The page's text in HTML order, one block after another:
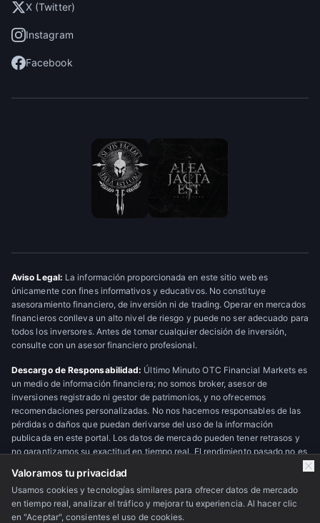
X (Twitter)
Instagram
Facebook
Aviso Legal: La información proporcionada en este sitio web es
únicamente con fines informativos y educativos. No constituye
asesoramiento financiero, de inversión ni de trading. Operar en mercados
financieros conlleva un alto nivel de riesgo y puede no ser adecuado para
todos los inversores. Antes de tomar cualquier decisión de inversión,
consulte con un asesor financiero profesional.
Descargo de Responsabilidad: Último Minuto OTC Financial Markets es
un medio de información financiera; no somos broker, asesor de
inversiones registrado ni gestor de patrimonios, y no ofrecemos
recomendaciones personalizadas. No nos hacemos responsables de las
pérdidas o daños que puedan derivarse del uso de la información
publicada en este portal. Los datos de mercado pueden tener retrasos y
no garantizamos su exactitud en tiempo real. El rendimiento pasado no es
© 2026 Último Minuto OTC Financial Markets. Todos los derechos
Valoramos tu privacidad
Usamos cookies y tecnologías similares para ofrecer datos de mercado
en tiempo real, analizar el tráfico y mejorar tu experiencia. Al hacer clic
en "Aceptar", consientes el uso de cookies.